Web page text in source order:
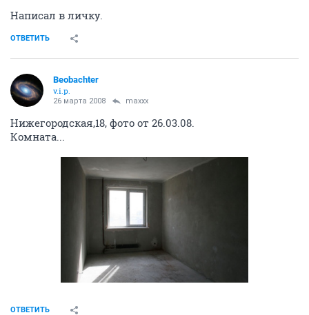
Написал в личку.
ОТВЕТИТЬ
Beobachter
v.i.p.
26 марта 2008 maxxx
Нижегородская,18, фото от 26.03.08.
Комната...
ОТВЕТИТЬ